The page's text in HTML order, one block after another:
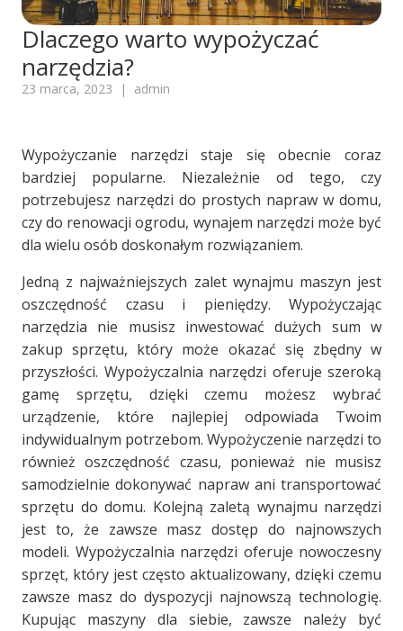
Dlaczego warto wypożyczać
narzędzia?
23 marca, 2023 | admin
Wypożyczanie narzędzi staje się obecnie coraz
bardziej popularne. Niezależnie od tego, czy
potrzebujesz narzędzi do prostych napraw w domu,
czy do renowacji ogrodu, wynajem narzędzi może być
dla wielu osób doskonałym rozwiązaniem.
Jedną z najważniejszych zalet wynajmu maszyn jest
oszczędność czasu i pieniędzy. Wypożyczając
narzędzia nie musisz inwestować dużych sum w
zakup sprzętu, który może okazać się zbędny w
przyszłości. Wypożyczalnia narzędzi oferuje szeroką
gamę sprzętu, dzięki czemu możesz wybrać
urządzenie, które najlepiej odpowiada Twoim
indywidualnym potrzebom. Wypożyczenie narzędzi to
również oszczędność czasu, ponieważ nie musisz
samodzielnie dokonywać napraw ani transportować
sprzętu do domu. Kolejną zaletą wynajmu narzędzi
jest to, że zawsze masz dostęp do najnowszych
modeli. Wypożyczalnia narzędzi oferuje nowoczesny
sprzęt, który jest często aktualizowany, dzięki czemu
zawsze masz do dyspozycji najnowszą technologię.
Kupując maszyny dla siebie, zawsze należy być